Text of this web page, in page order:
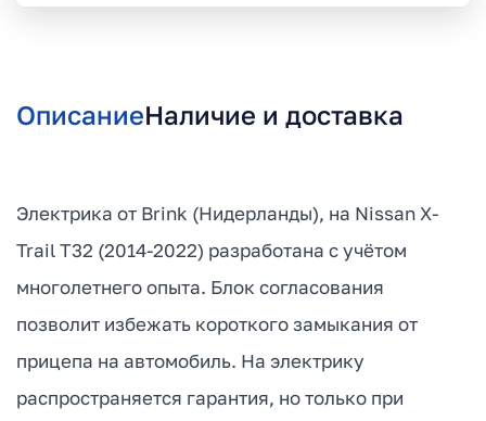
ОписаниеНаличие и доставка
Электрика от Brink (Нидерланды), на Nissan X-
Trail T32 (2014-2022) разработана с учётом
многолетнего опыта. Блок согласования
позволит избежать короткого замыкания от
прицепа на автомобиль. На электрику
распространяется гарантия, но только при